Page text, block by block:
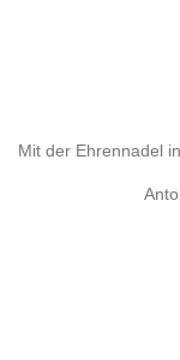
Mit der Ehrennadel